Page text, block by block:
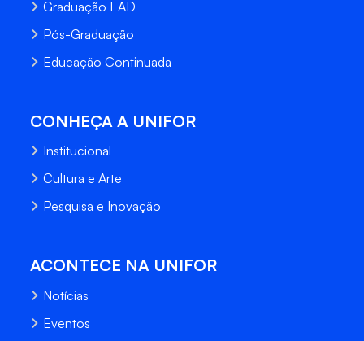
Graduação EAD
Pós-Graduação
Educação Continuada
CONHEÇA A UNIFOR
Institucional
Cultura e Arte
Pesquisa e Inovação
ACONTECE NA UNIFOR
Notícias
Eventos